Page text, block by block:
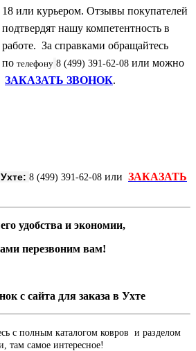
18 или курьером. Отзывы покупателей
подтвердят нашу компетентность в
работе. За справками обращайтесь
по телефону 8 (499) 391-62-08 или можно
ЗАКАЗАТЬ ЗВОНОК.
8 (499) 391-62-08 или ЗАКАЗАТЬ
удобства и экономии,
перезвоним вам!
с сайта для заказа в Ухте
с полным каталогом ковров и разделом
там самое интересное!